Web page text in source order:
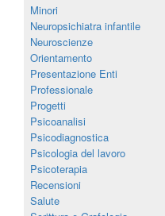
Minori
Neuropsichiatra infantile
Neuroscienze
Orientamento
Presentazione Enti
Professionale
Progetti
Psicoanalisi
Psicodiagnostica
Psicologia del lavoro
Psicoterapia
Recensioni
Salute